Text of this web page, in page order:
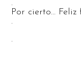
.
Por cierto…
.
.